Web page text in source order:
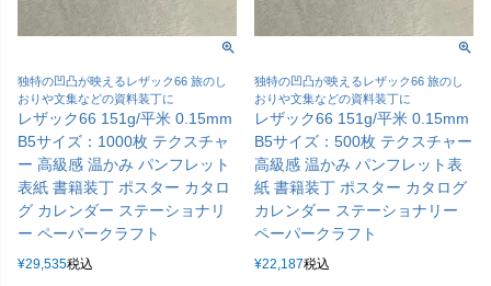
独特の凹凸が映えるレザック66 旅のし
おりや文集などの資料装丁に
レザック66 151g/平米 0.15mm
B5サイズ：1000枚 テクスチャ
ー 高級感 温かみ パンフレット
表紙 書籍装丁 ポスター カタロ
グ カレンダー ステーショナリ
ー ペーパークラフト
¥29,535税込
独特の凹凸が映えるレザック66 旅のし
おりや文集などの資料装丁に
レザック66 151g/平米 0.15mm
B5サイズ：500枚 テクスチャー
高級感 温かみ パンフレット表
紙 書籍装丁 ポスター カタログ
カレンダー ステーショナリー
ペーパークラフト
¥22,187税込